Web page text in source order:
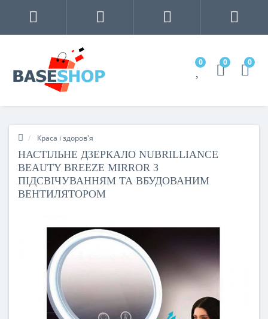
0 0 0
Краса і здоров'я
НАСТІЛЬНЕ ДЗЕРКАЛО NUBRILLIANCE
BEAUTY BREEZE MIRROR З
ПІДСВІЧУВАННЯМ ТА ВБУДОВАНИМ
ВЕНТИЛЯТОРОМ